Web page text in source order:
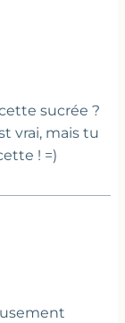
sucrée ?
vrai, mais tu
! =)